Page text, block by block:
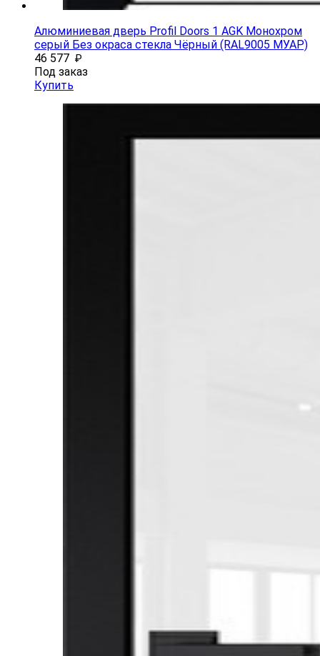
Алюминиевая дверь Profil Doors 1 AGK Монохром
серый Без окраса стекла Чёрный (RAL9005 МУАР)
46 577 ₽
Под заказ
Купить